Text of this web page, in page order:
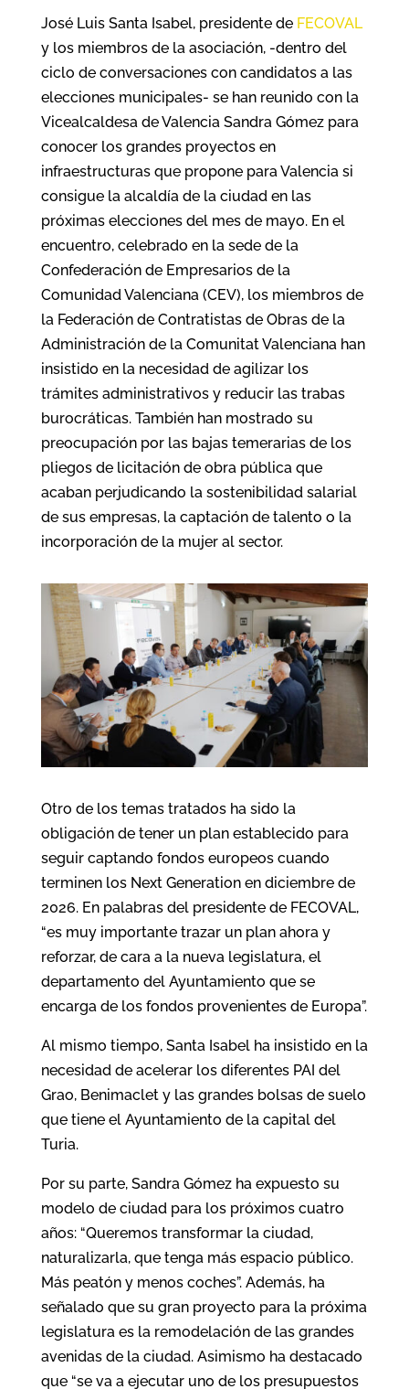
José Luis Santa Isabel, presidente de FECOVAL
y los miembros de la asociación, -dentro del
ciclo de conversaciones con candidatos a las
elecciones municipales- se han reunido con la
Vicealcaldesa de Valencia Sandra Gómez para
conocer los grandes proyectos en
infraestructuras que propone para Valencia si
consigue la alcaldía de la ciudad en las
próximas elecciones del mes de mayo. En el
encuentro, celebrado en la sede de la
Confederación de Empresarios de la
Comunidad Valenciana (CEV), los miembros de
la Federación de Contratistas de Obras de la
Administración de la Comunitat Valenciana han
insistido en la necesidad de agilizar los
trámites administrativos y reducir las trabas
burocráticas. También han mostrado su
preocupación por las bajas temerarias de los
pliegos de licitación de obra pública que
acaban perjudicando la sostenibilidad salarial
de sus empresas, la captación de talento o la
incorporación de la mujer al sector.
Otro de los temas tratados ha sido la
obligación de tener un plan establecido para
seguir captando fondos europeos cuando
terminen los Next Generation en diciembre de
2026. En palabras del presidente de FECOVAL,
“es muy importante trazar un plan ahora y
reforzar, de cara a la nueva legislatura, el
departamento del Ayuntamiento que se
encarga de los fondos provenientes de Europa”.
Al mismo tiempo, Santa Isabel ha insistido en la
necesidad de acelerar los diferentes PAI del
Grao, Benimaclet y las grandes bolsas de suelo
que tiene el Ayuntamiento de la capital del
Turia.
Por su parte, Sandra Gómez ha expuesto su
modelo de ciudad para los próximos cuatro
años: “Queremos transformar la ciudad,
naturalizarla, que tenga más espacio público.
Más peatón y menos coches”. Además, ha
señalado que su gran proyecto para la próxima
legislatura es la remodelación de las grandes
avenidas de la ciudad. Asimismo ha destacado
que “se va a ejecutar uno de los presupuestos